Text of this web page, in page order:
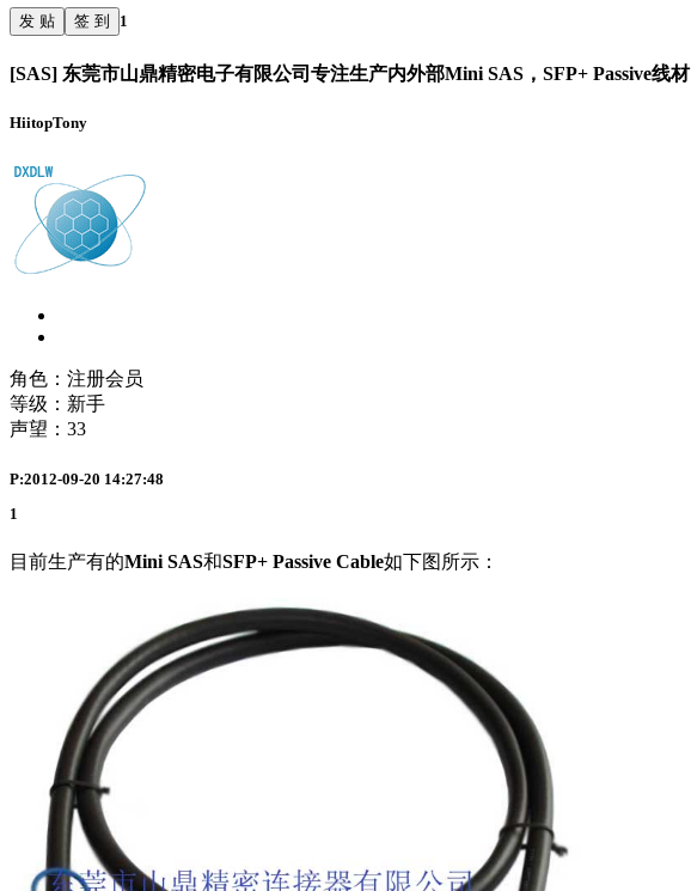
发 贴 签 到 1
[SAS] 东莞市山鼎精密电子有限公司专注生产内外部Mini SAS，SFP+ Passive线材
HiitopTony
角色：注册会员
等级：新手
声望： 33
P:2012-09-20 14:27:48
1
目前生产有的Mini SAS和SFP+ Passive Cable如下图所示：